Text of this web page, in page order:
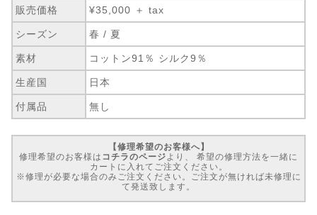
販売価格 ¥35,000 ＋ tax
シーズン 春 / 夏
素材 コットン91％ シルク9％
生産国 日本
付属品 無し
【修理希望のお客様へ】
修理希望のお客様は コチラのページ より、 希望の修理方法を一緒に
カートに入れてご注文ください。
※修理が必要な場合のみご注文ください。ご注文が無ければ未修理に
て発送致します。